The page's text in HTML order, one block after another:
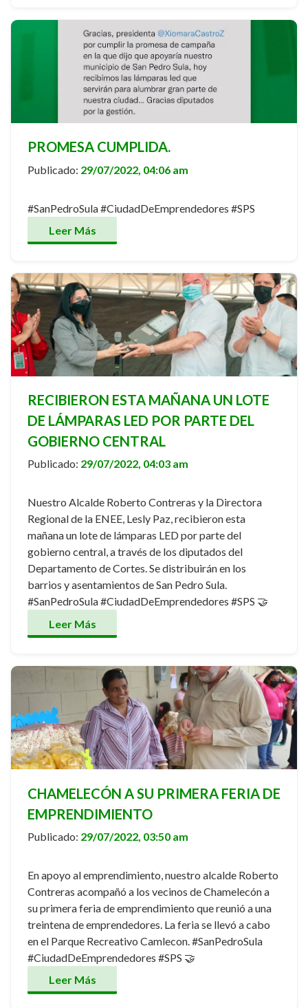
PROMESA CUMPLIDA.
Publicado: 29/07/2022, 04:06 am
#SanPedroSula #CiudadDeEmprendedores #SPS
Leer Más
RECIBIERON ESTA MAÑANA UN LOTE
DE LÁMPARAS LED POR PARTE DEL
GOBIERNO CENTRAL
Publicado: 29/07/2022, 04:03 am
Nuestro Alcalde Roberto Contreras y la Directora
Regional de la ENEE, Lesly Paz, recibieron esta
mañana un lote de lámparas LED por parte del
gobierno central, a través de los diputados del
Departamento de Cortes. Se distribuirán en los
barrios y asentamientos de San Pedro Sula.
#SanPedroSula #CiudadDeEmprendedores #SPS 🤝
Leer Más
CHAMELECÓN A SU PRIMERA FERIA DE
EMPRENDIMIENTO
Publicado: 29/07/2022, 03:50 am
En apoyo al emprendimiento, nuestro alcalde Roberto
Contreras acompañó a los vecinos de Chamelecón a
su primera feria de emprendimiento que reunió a una
treintena de emprendedores. La feria se llevó a cabo
en el Parque Recreativo Camlecon. #SanPedroSula
#CiudadDeEmprendedores #SPS 🤝
Leer Más